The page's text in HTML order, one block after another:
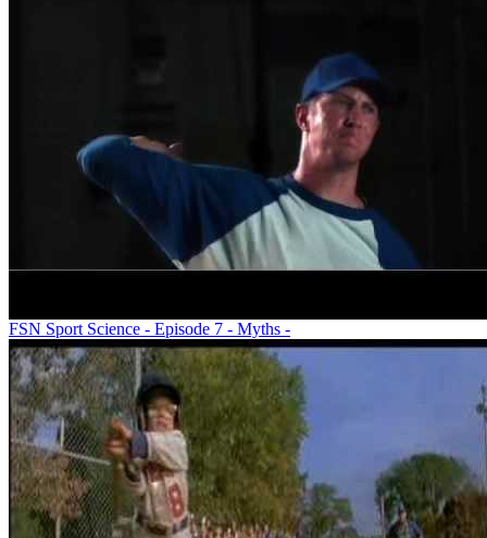
FSN Sport Science - Episode 7 - Myths -